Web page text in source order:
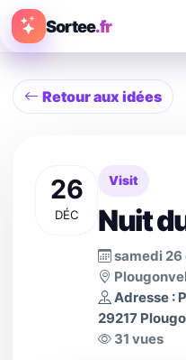
Sortee.fr
Retour aux idées
26
DÉC
Visit
Nuit
samedi
Adresse :
29217
31 vues